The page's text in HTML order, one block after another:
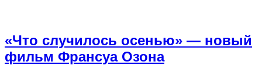
«Что случилось осенью» — новый
фильм Франсуа Озона